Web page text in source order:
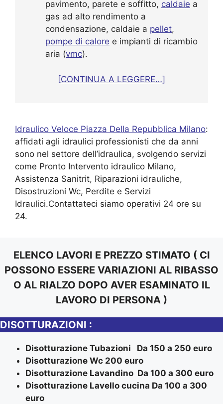
pavimento, parete e soffitto, caldaie a
gas ad alto rendimento a
condensazione, caldaie a pellet,
pompe di calore e impianti di ricambio
aria (vmc).
[CONTINUA A LEGGERE…]
Idraulico Veloce Piazza Della Repubblica Milano:
affidati agli idraulici professionisti che da anni
sono nel settore dell’idraulica, svolgendo servizi
come Pronto Intervento idraulico Milano,
Assistenza Sanitrit, Riparazioni idrauliche,
Disostruzioni Wc, Perdite e Servizi
Idraulici.Contattateci siamo operativi 24 ore su
24.
ELENCO LAVORI E PREZZO STIMATO ( CI
POSSONO ESSERE VARIAZIONI AL RIBASSO
O AL RIALZO DOPO AVER ESAMINATO IL
LAVORO DI PERSONA )
DISOTTURAZIONI :
Disotturazione Tubazioni Da 150 a 250 euro
Disotturazione Wc 200 euro
Disotturazione Lavandino Da 100 a 300 euro
Disotturazione Lavello cucina Da 100 a 300
euro